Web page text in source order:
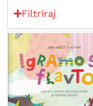
Filtriraj